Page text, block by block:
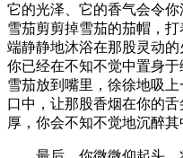
它的光泽、它的香气会令
雪茄剪剪掉雪茄的茄帽，
端静静地沐浴在那股灵动
你已经在不知不觉中置身
雪茄放到嘴里，徐徐地吸
口中，让那股香烟在你的
厚，你会不知不觉地沉醉